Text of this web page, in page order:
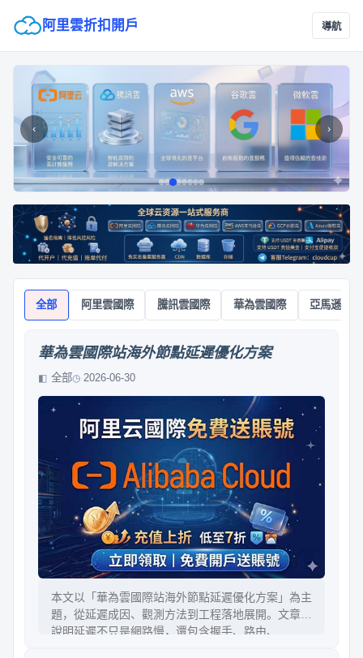
阿里雲折扣開戶 導航
‹ ›
全部 阿里雲國際 騰訊雲國際 華為雲國際 亞馬遜雲
華為雲國際站海外節點延遲優化方案
全部 2026-06-30
本文以「華為雲國際站海外節點延遲優化方案」為主
題，從延遲成因、觀測方法到工程落地展開。文章先
說明延遲不只是網路慢，還包含握手、路由、